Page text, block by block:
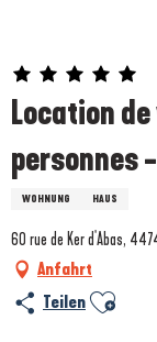
Location
personnes
WOHNUNG HAUS
Prestataire engagé
60 rue de Ker d'Abas,
Anfahrt
Teilen Ajouter